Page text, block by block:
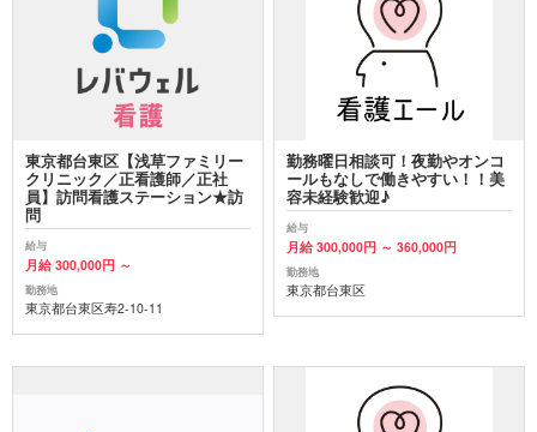
東京都台東区【浅草ファミリー
クリニック／正看護師／正社
員】訪問看護ステーション★訪
問
給与
月給 300,000円 ～
勤務地
東京都台東区寿2-10-11
勤務曜日相談可！夜勤やオンコ
ールもなしで働きやすい！！美
容未経験歓迎♪
給与
月給 300,000円 ～ 360,000円
勤務地
東京都台東区